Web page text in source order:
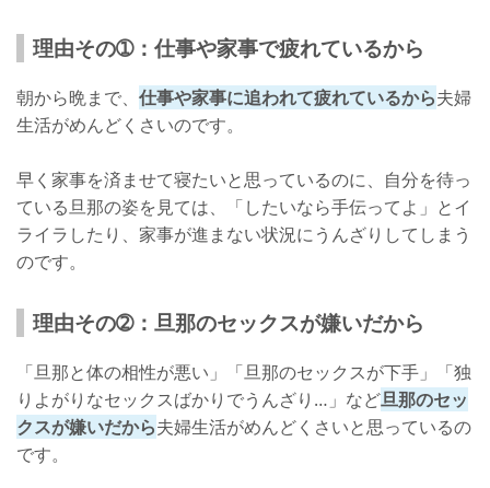
理由その➀：仕事や家事で疲れているから
朝から晩まで、 仕事や家事に追われて疲れているから夫婦
生活がめんどくさいのです。
早く家事を済ませて寝たいと思っているのに、自分を待っ
ている旦那の姿を見ては、「したいなら手伝ってよ」とイ
ライラしたり、家事が進まない状況にうんざりしてしまう
のです。
理由その➁：旦那のセックスが嫌いだから
「旦那と体の相性が悪い」「旦那のセックスが下手」「独
りよがりなセックスばかりでうんざり…」など旦那のセッ
クスが嫌いだから夫婦生活がめんどくさいと思っているの
です。